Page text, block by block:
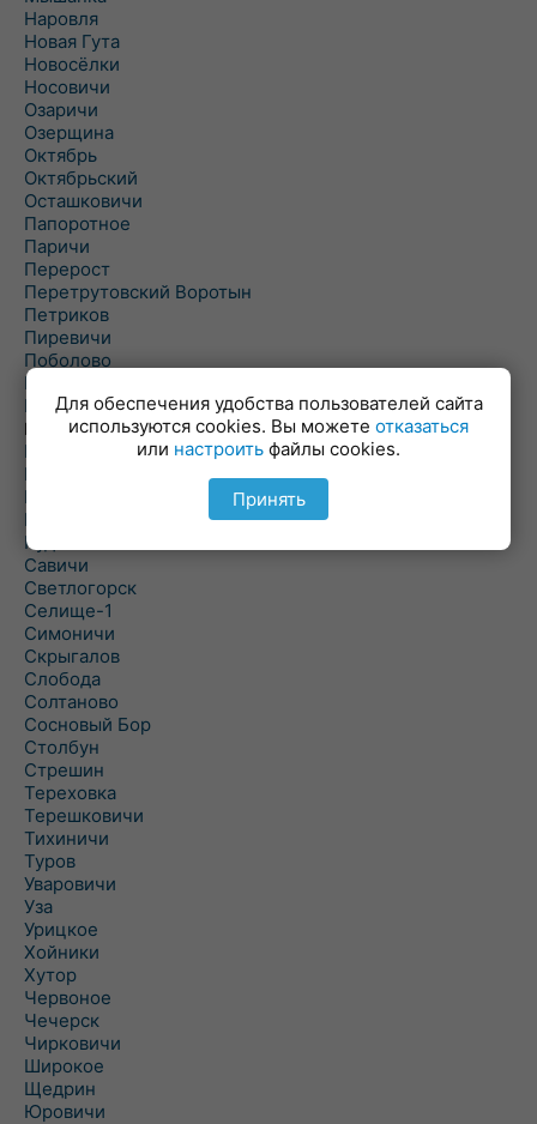
Наровля
Новая Гута
Новосёлки
Носовичи
Озаричи
Озерщина
Октябрь
Октябрьский
Осташковичи
Папоротное
Паричи
Перерост
Перетрутовский Воротын
Петриков
Пиревичи
Поболово
Поколюбичи
Полесье
Птичь
Речица
Ровенская Слобода
Рогачев
Рогинь
Рудня
Савичи
Светлогорск
Селище-1
Симоничи
Скрыгалов
Слобода
Солтаново
Сосновый Бор
Столбун
Стрешин
Тереховка
Терешковичи
Тихиничи
Туров
Уваровичи
Уза
Урицкое
Хойники
Хутор
Червоное
Чечерск
Чирковичи
Широкое
Щедрин
Юровичи
Для обеспечения удобства пользователей сайта
используются cookies. Вы можете отказаться
или настроить файлы cookies.
Принять